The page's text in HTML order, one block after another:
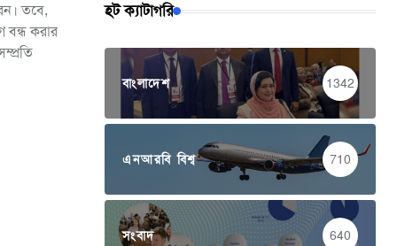
তবে,
বন্ধ করার
হট ক্যাটাগরি
বাংলাদেশ 1342
এনআরবি বিশ্ব 710
সংবাদ 640